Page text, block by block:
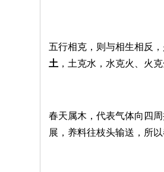
五行相克，则与相生相反
土 ，土克水，水克火、火克
春天属木，代表气体向四
展，养料往枝头输送，所以